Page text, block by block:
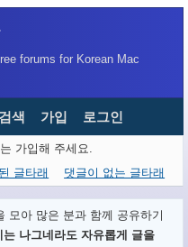
forums for Korean Mac
검색 가입 로그인
가입해 주세요.
글타래
댓글이 없는 글타래
모아 많은 분과 함께 공유하기
는 나그네라도 자유롭게 글을